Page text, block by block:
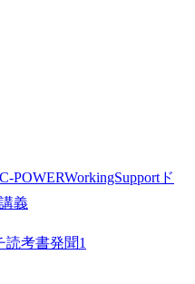
POWERWorkingSupportド
義